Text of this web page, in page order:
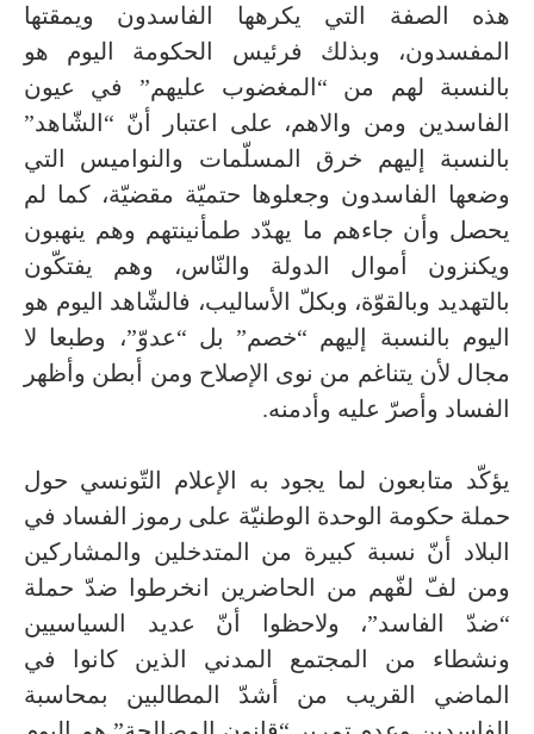
هذه الصفة التي يكرهها الفاسدون ويمقتها
المفسدون، وبذلك فرئيس الحكومة اليوم هو
بالنسبة لهم من “المغضوب عليهم” في عيون
الفاسدين ومن والاهم، على اعتبار أنّ “الشّاهد”
بالنسبة إليهم خرق المسلّمات والنواميس التي
وضعها الفاسدون وجعلوها حتميّة مقضيّة، كما لم
يحصل وأن جاءهم ما يهدّد طمأنينتهم وهم ينهبون
ويكنزون أموال الدولة والنّاس، وهم يفتكّون
بالتهديد وبالقوّة، وبكلّ الأساليب، فالشّاهد اليوم هو
اليوم بالنسبة إليهم “خصم” بل “عدوّ”، وطبعا لا
مجال لأن يتناغم من نوى الإصلاح ومن أبطن وأظهر
الفساد وأصرّ عليه وأدمنه.
يؤكّد متابعون لما يجود به الإعلام التّونسي حول
حملة حكومة الوحدة الوطنيّة على رموز الفساد في
البلاد أنّ نسبة كبيرة من المتدخلين والمشاركين
ومن لفّ لفّهم من الحاضرين انخرطوا ضدّ حملة
“ضدّ الفاسد”، ولاحظوا أنّ عديد السياسيين
ونشطاء من المجتمع المدني الذين كانوا في
الماضي القريب من أشدّ المطالبين بمحاسبة